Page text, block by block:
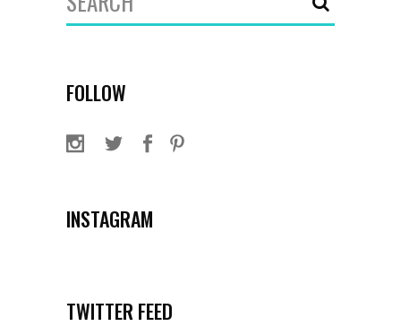
for:
FOLLOW
INSTAGRAM
TWITTER FEED